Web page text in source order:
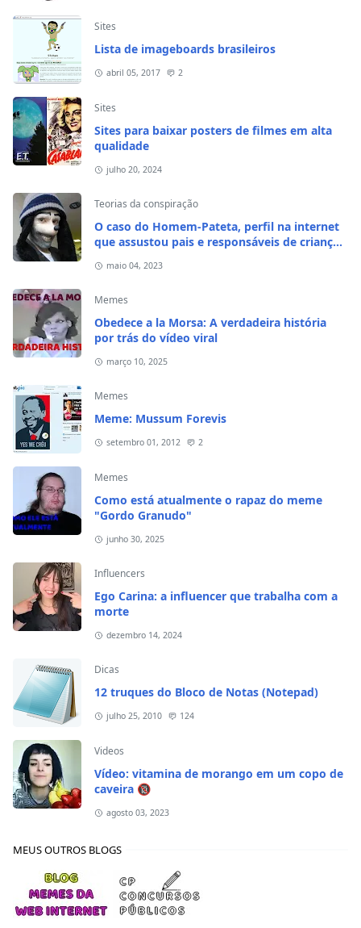
Sites
Lista de imageboards brasileiros
abril 05, 2017 2
Sites
Sites para baixar posters de filmes em alta
qualidade
julho 20, 2024
Teorias da conspiração
O caso do Homem-Pateta, perfil na internet
que assustou pais e responsáveis de crianças
maio 04, 2023
Memes
Obedece a la Morsa: A verdadeira história
por trás do vídeo viral
março 10, 2025
Memes
Meme: Mussum Forevis
setembro 01, 2012 2
Memes
Como está atualmente o rapaz do meme
"Gordo Granudo"
junho 30, 2025
Influencers
Ego Carina: a influencer que trabalha com a
morte
dezembro 14, 2024
Dicas
12 truques do Bloco de Notas (Notepad)
julho 25, 2010 124
Videos
Vídeo: vitamina de morango em um copo de
caveira 🔞
agosto 03, 2023
MEUS OUTROS BLOGS